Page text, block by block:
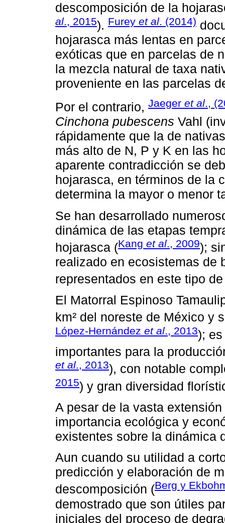
descomposición de la
al ., 2015). Furey et al . (2014)
hojarasca más lentas en
exóticas que en parcelas de
la mezcla natural de taxa
proveniente en las parcelas
Por el contrario, Jaeger et al.,
Cinchona pubescens Vahl
rápidamente que la de
más alto de N, P y K en las
aparente contradicción se
hojarasca, en términos de la
determina la mayor o menor
Se han desarrollado
dinámica de las etapas
hojarasca (Kang et al ., 2009);
realizado en ecosistemas de
representados en este tipo
El Matorral Espinoso
km² del noreste de México y
López-Hernández et al., 2013);
importantes para la
et al., 2013), con notable
2015) y gran diversidad
A pesar de la vasta
importancia ecológica y
existentes sobre la dinámica
Aun cuando su utilidad a
predicción y elaboración de
descomposición (Berg y
demostrado que son útiles
iniciales del proceso de